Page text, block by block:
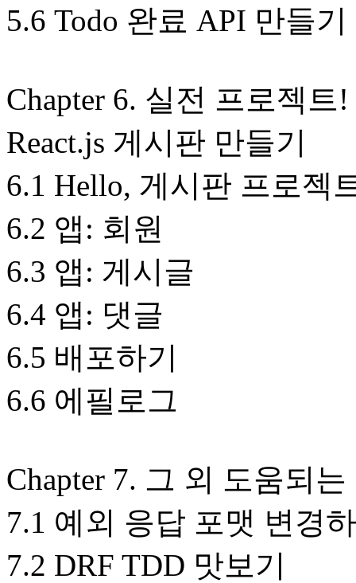
5.6 Todo 완료 API 만들기
Chapter 6. 실전 프로젝트
React.js 게시판 만들기
6.1 Hello, 게시판 프로젝
6.2 앱: 회원
6.3 앱: 게시글
6.4 앱: 댓글
6.5 배포하기
6.6 에필로그
Chapter 7. 그 외 도움되
7.1 예외 응답 포맷 변경
7.2 DRF TDD 맛보기